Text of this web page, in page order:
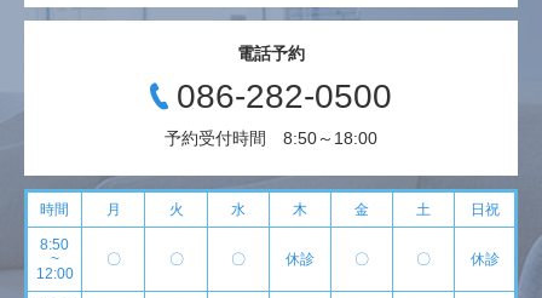
電話予約
086-282-0500
予約受付時間 8:50～18:00
時間 月 火 水 木 金 土 日祝
8:50
~
12:00
〇 〇 〇 休診 〇 〇 休診